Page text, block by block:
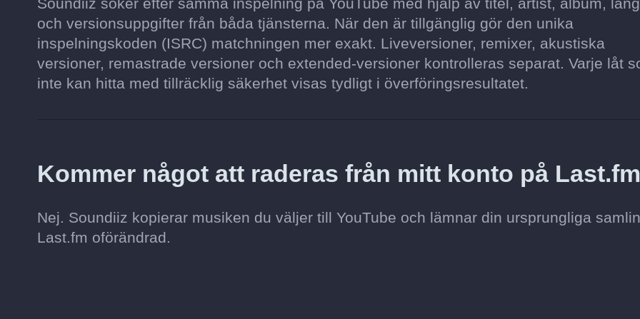
och versionsuppgifter från båda tjänsterna. När den är tillgänglig gör den unika
inspelningskoden (ISRC) matchningen mer exakt. Liveversioner, remixer, akustiska
versioner, remastrade versioner och extended-versioner kontrolleras separat. Varje låt
inte kan hitta med tillräcklig säkerhet visas tydligt i överföringsresultatet.
Kommer något att raderas från mitt konto på
Nej. Soundiiz kopierar musiken du väljer till YouTube och lämnar din ursprungliga
Last.fm oförändrad.